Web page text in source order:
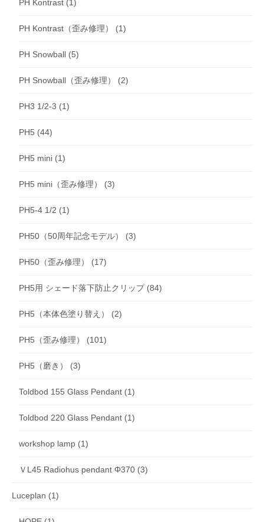
PH Kontrast (1)
PH Kontrast（歪み修理） (1)
PH Snowball (5)
PH Snowball（歪み修理） (2)
PH3 1/2-3 (1)
PH5 (44)
PH5 mini (1)
PH5 mini（歪み修理） (3)
PH5-4 1/2 (1)
PH50（50周年記念モデル） (3)
PH50（歪み修理） (17)
PH5用 シェード落下防止クリップ(84)
PH5（本体色塗り替え） (2)
PH5（歪み修理） (101)
PH5（磨き） (3)
Toldbod 155 Glass Pendant (1)
Toldbod 220 Glass Pendant (1)
workshop lamp (1)
ＶL45 Radiohus pendant Φ370 (3)
Luceplan (1)